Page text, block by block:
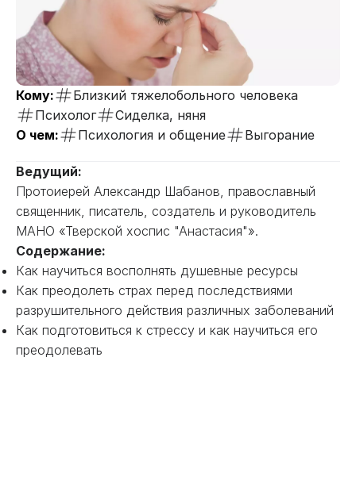
Кому:
Близкий тяжелобольного человека
Психолог
Сиделка, няня
О чем:
Психология и общение Выгорание
Ведущий:
Протоиерей Александр Шабанов, православный
священник, писатель, создатель и руководитель
МАНО «Тверской хоспис "Анастасия"».
Содержание:
Как научиться восполнять душевные ресурсы
Как преодолеть страх перед последствиями
разрушительного действия различных заболеваний
Как подготовиться к стрессу и как научиться его
преодолевать